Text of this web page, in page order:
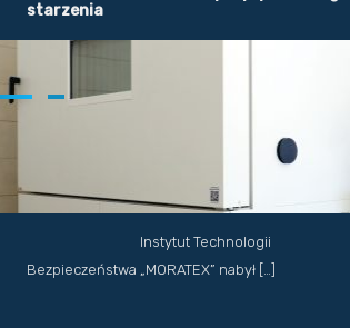
starzenia
Instytut Technologii
Bezpieczeństwa „MORATEX” nabył […]